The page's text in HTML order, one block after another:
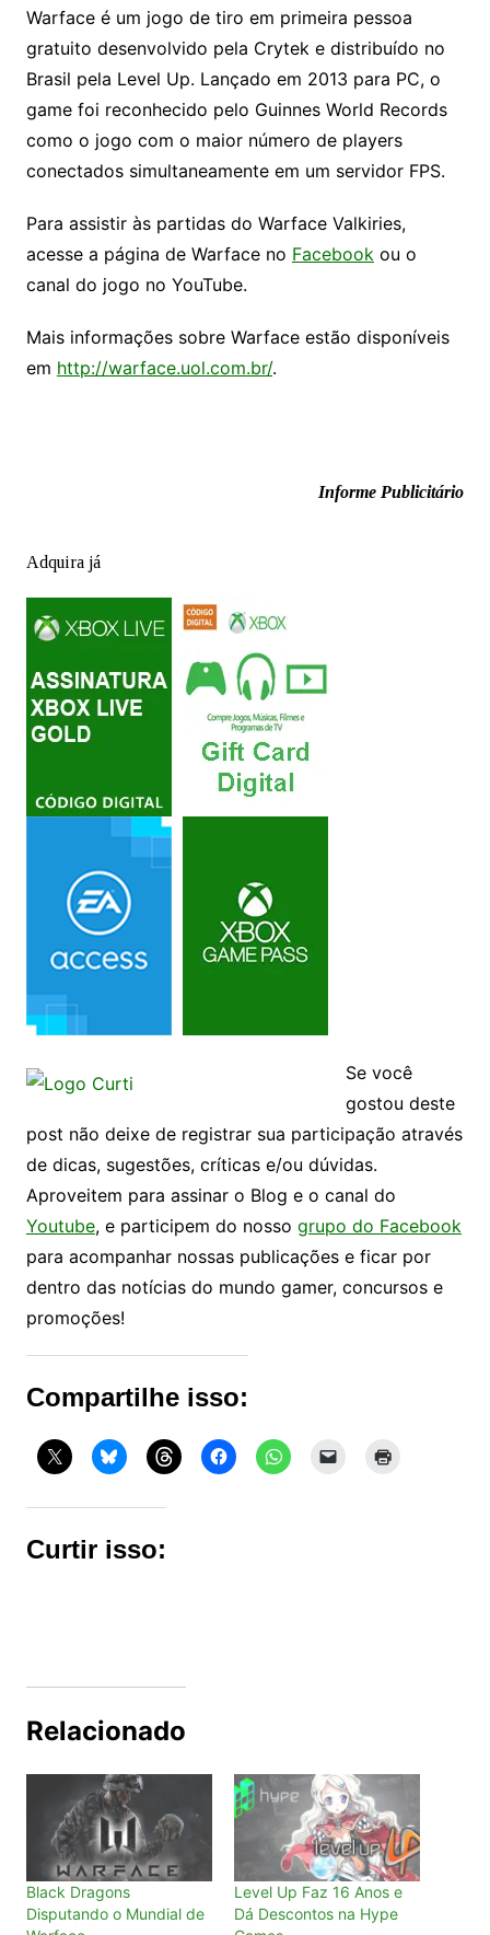
Warface é um jogo de tiro em primeira pessoa
gratuito desenvolvido pela Crytek e distribuído no
Brasil pela Level Up. Lançado em 2013 para PC, o
game foi reconhecido pelo Guinnes World Records
como o jogo com o maior número de players
conectados simultaneamente em um servidor FPS.
Para assistir às partidas do Warface Valkiries,
acesse a página de Warface no Facebookou o
canal do jogo no YouTube.
Mais informações sobre Warface estão disponíveis
em http://warface.uol.com.br/.
Informe Publicitário
Adquira já
Se você
gostou deste
post não deixe de registrar sua participação através
de dicas, sugestões, críticas e/ou dúvidas.
Aproveitem para assinar o Blog e o canal do
Youtube, e participem do nosso grupo do Facebook
para acompanhar nossas publicações e ficar por
dentro das notícias do mundo gamer, concursos e
promoções!
Compartilhe isso:
Curtir isso:
Relacionado
Black Dragons
Disputando o Mundial de
Level Up Faz 16 Anos e
Dá Descontos na Hype